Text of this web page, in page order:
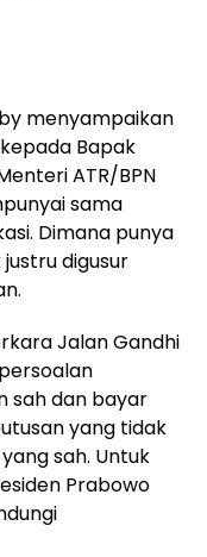
menyampaikan
Bapak
ATR/BPN
sama
Dimana punya
digusur
Jalan Gandhi
sah dan bayar
yang tidak
sah. Untuk
Prabowo